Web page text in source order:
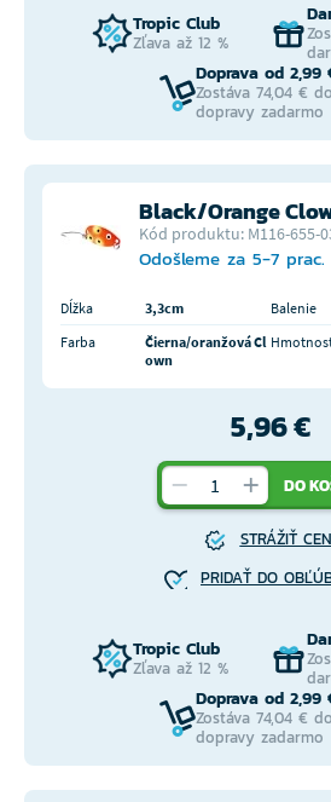
Tropic Club
Zľava až 12 %
Doprava od 2,99
Zostáva 74,04 € do
dopravy zadarmo
Black/Orange
Kód produktu: M116-655-
Odošleme za 5-7
Dĺžka 3,3cm Balenie
Farba
Čierna/oranžová Cl
own
5,96 €
DO
STRÁŽIŤ
PRIDAŤ DO
Tropic Club
Zľava až 12 %
Doprava od 2,99
Zostáva 74,04 € do
dopravy zadarmo